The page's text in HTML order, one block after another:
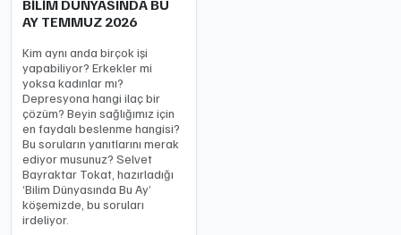
BİLİM DÜNYASINDA BU
AY TEMMUZ 2026
Kim aynı anda birçok işi
yapabiliyor? Erkekler mi
yoksa kadınlar mı?
Depresyona hangi ilaç bir
çözüm? Beyin sağlığımız için
en faydalı beslenme hangisi?
Bu soruların yanıtlarını merak
ediyor musunuz? Selvet
Bayraktar Tokat, hazırladığı
‘Bilim Dünyasında Bu Ay’
köşemizde, bu soruları
irdeliyor.